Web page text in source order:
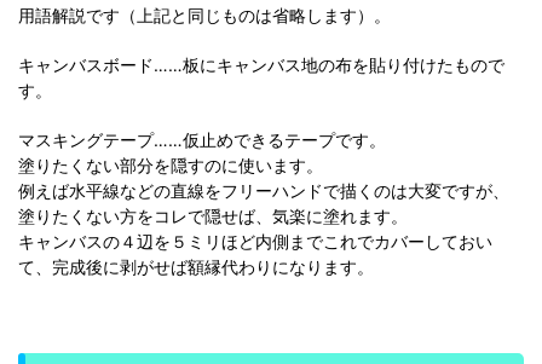
用語解説です（上記と同じものは省略します）。
キャンバスボード……板にキャンバス地の布を貼り付けたもので
す。
マスキングテープ……仮止めできるテープです。
塗りたくない部分を隠すのに使います。
例えば水平線などの直線をフリーハンドで描くのは大変ですが、
塗りたくない方をコレで隠せば、気楽に塗れます。
キャンバスの４辺を５ミリほど内側までこれでカバーしておい
て、完成後に剥がせば額縁代わりになります。